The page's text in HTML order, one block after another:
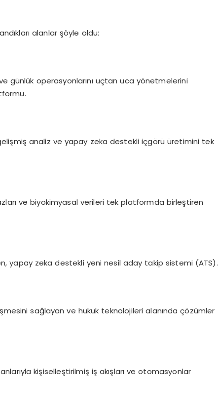
alanlar şöyle oldu:
günlük operasyonlarını uçtan uca yönetmelerini
analiz ve yapay zeka destekli içgörü üretimini tek
ve biyokimyasal verileri tek platformda birleştiren
yapay zeka destekli yeni nesil aday takip sistemi (ATS).
sağlayan ve hukuk teknolojileri alanında çözümler
kişiselleştirilmiş iş akışları ve otomasyonlar